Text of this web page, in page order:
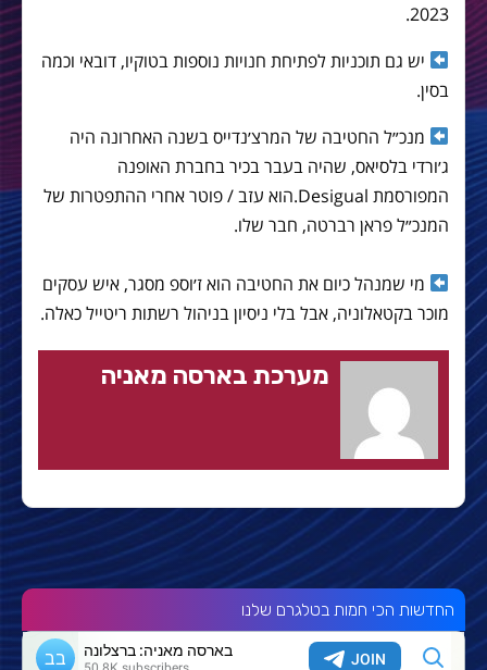
2023.
יש גם תוכניות לפתיחת חנויות נוספות בטוקיו, דובאי וכמה
בסין.
מנכ״ל החטיבה של המרצ׳נדייס בשנה האחרונה היה
ג׳ורדי בלסיאס, שהיה בעבר בכיר בחברת האופנה
המפורסמת Desigual.הוא עזב / פוטר אחרי ההתפטרות של
המנכ״ל פראן רברטה, חבר שלו.
מי שמנהל כיום את החטיבה הוא ז׳וספ מסגר, איש עסקים
מוכר בקטאלוניה, אבל בלי ניסיון בניהול רשתות ריטייל כאלה.
מערכת בארסה מאניה
החדשות הכי חמות בטלגרם שלנו